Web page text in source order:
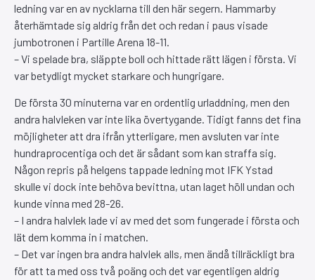
ledning var en av nycklarna till den här segern. Hammarby
återhämtade sig aldrig från det och redan i paus visade
jumbotronen i Partille Arena 18-11.
– Vi spelade bra, släppte boll och hittade rätt lägen i första. Vi
var betydligt mycket starkare och hungrigare.
De första 30 minuterna var en ordentlig urladdning, men den
andra halvleken var inte lika övertygande. Tidigt fanns det fina
möjligheter att dra ifrån ytterligare, men avsluten var inte
hundraprocentiga och det är sådant som kan straffa sig.
Någon repris på helgens tappade ledning mot IFK Ystad
skulle vi dock inte behöva bevittna, utan laget höll undan och
kunde vinna med 28-26.
– I andra halvlek lade vi av med det som fungerade i första och
lät dem komma in i matchen.
– Det var ingen bra andra halvlek alls, men ändå tillräckligt bra
för att ta med oss två poäng och det var egentligen aldrig